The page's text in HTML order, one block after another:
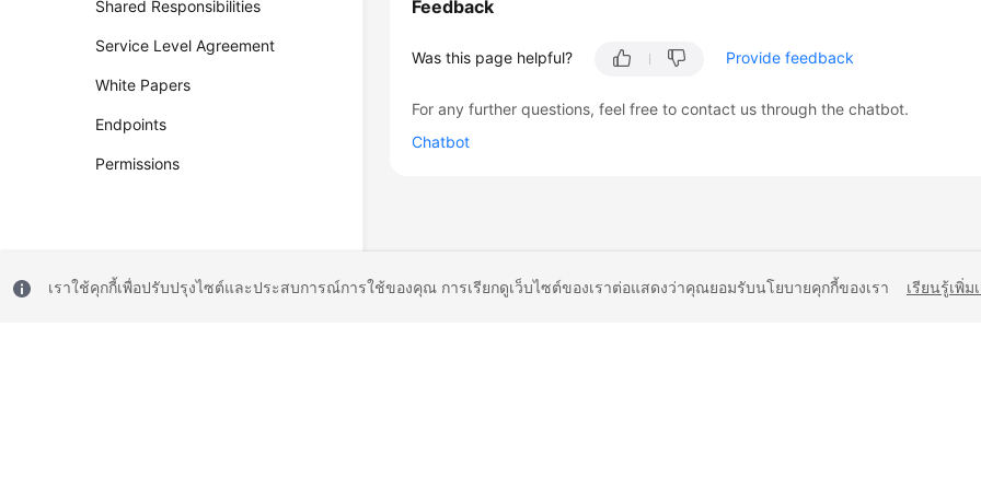
Shared Responsibilities
Service Level Agreement
White Papers
Endpoints
Permissions
Feedback
Was this page helpful? Provide feedback
For any further questions, feel free to contact us through the chatbot.
Chatbot
เราใช้คุกกี้เพื่อปรับปรุงไซต์และประสบการณ์การใช้ของคุณ การเรียกดูเว็บไซต์ของเราต่อแสดงว่าคุณยอมรับนโยบายคุกกี้ของเรา เรียนรู้เพิ่ม